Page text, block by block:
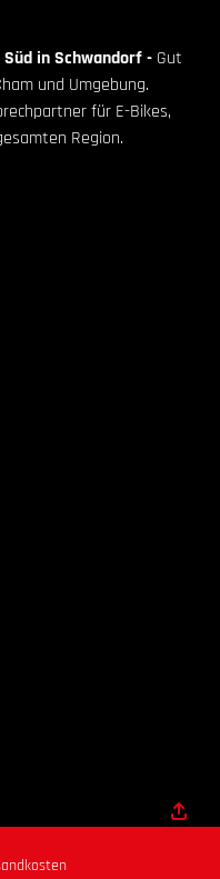
in Schwandorf - Gut
und Umgebung.
für E-Bikes,
Region.